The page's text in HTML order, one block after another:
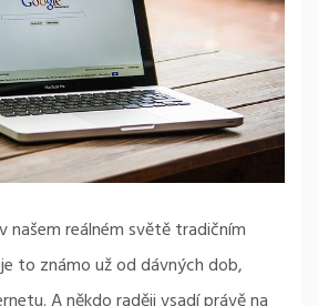
našem reálném světě tradičním
to známo už od dávných dob,